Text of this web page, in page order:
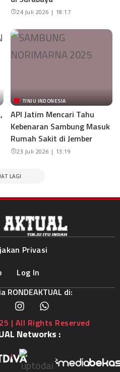
24 Juli 2026 | 18:17
TINJU INDONESIA
API Jatim Mencari Tahu
Kebenaran Sambung Masuk
Rumah Sakit di Jember
23 Juli 2026 | 13:19
LAGI
Privasi
Log In
RONDEAKTUAL di:
| All Rights Reserved
Networks :